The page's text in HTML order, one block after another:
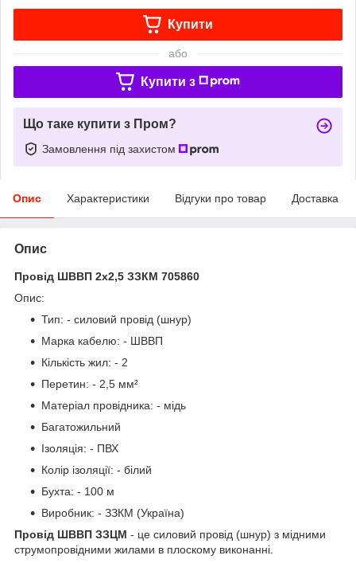
Купити
або
Купити з
Що таке купити з Пром?
Замовлення під захистом
Опис Характеристики Відгуки про товар Доставка
Опис
Провід ШВВП 2х2,5 ЗЗКМ 705860
Опис:
Тип: - силовий провід (шнур)
Марка кабелю: - ШВВП
Кількість жил: - 2
Перетин: - 2,5 мм²
Матеріал провідника: - мідь
Багатожильний
Ізоляція: - ПВХ
Колір ізоляції: - білий
Бухта: - 100 м
Виробник: - ЗЗКМ (Україна)
Провід ШВВП ЗЗЦМ - це силовий провід (шнур) з мідними
струмопровідними жилами в плоскому виконанні.